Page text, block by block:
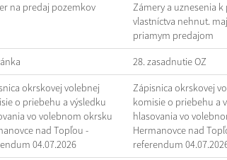
na predaj pozemkov
Zámery a uznesenia k
vlastníctva nehnut.
priamym predajom
28. zasadnutie OZ
okrskovej volebnej
o priebehu a výsledku
vo volebnom okrsku
nad Topľou -
04.07.2026
Zápisnica okrskovej
komisie o priebehu a
hlasovania vo
Hermanovce nad
referendum